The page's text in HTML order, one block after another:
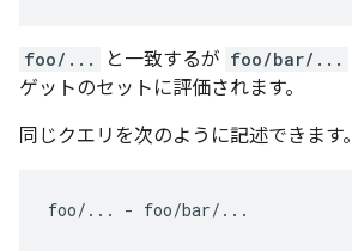
foo/... と一致するが foo/bar/...
ゲットのセットに評価されます。
同じクエリを次のように記述できます。